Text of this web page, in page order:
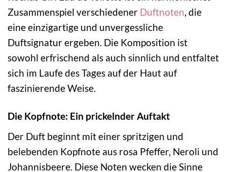
Zusammenspiel verschiedener Duftnoten, die
eine einzigartige und unvergessliche
Duftsignatur ergeben. Die Komposition ist
sowohl erfrischend als auch sinnlich und entfaltet
sich im Laufe des Tages auf der Haut auf
faszinierende Weise.
Die Kopfnote: Ein prickelnder Auftakt
Der Duft beginnt mit einer spritzigen und
belebenden Kopfnote aus rosa Pfeffer, Neroli und
Johannisbeere. Diese Noten wecken die Sinne